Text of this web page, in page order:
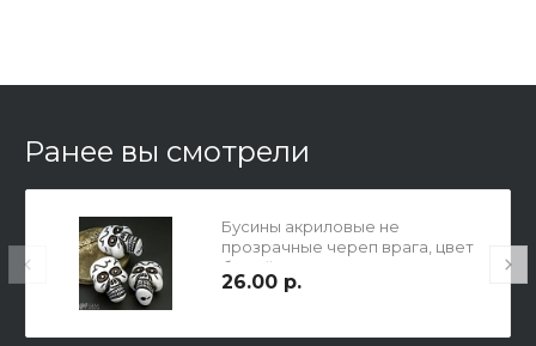
Ранее вы смотрели
Бусины акриловые не
прозрачные череп врага, цвет
белый, 35х26х22мм, сверху отв.
3мм.
26.00 р.